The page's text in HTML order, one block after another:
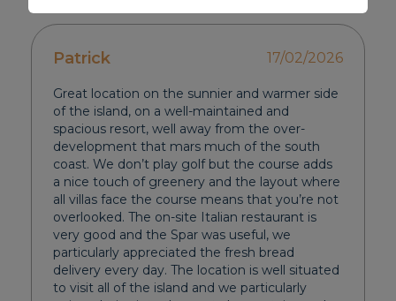
Patrick 17/02/2026
Great location on the sunnier and warmer side
of the island, on a well-maintained and
spacious resort, well away from the over-
development that mars much of the south
coast. We don’t play golf but the course adds
a nice touch of greenery and the layout where
all villas face the course means that you’re not
overlooked. The on-site Italian restaurant is
very good and the Spar was useful, we
particularly appreciated the fresh bread
delivery every day. The location is well situated
to visit all of the island and we particularly